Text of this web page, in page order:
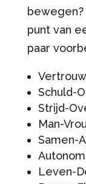
punt van
paar
Schuld-
Strijd-
Man-
Samen-
Leven-